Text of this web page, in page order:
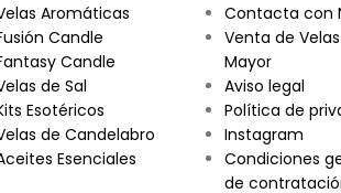
Aromáticas
Candle
Candle
de Sal
Esotéricos
de Candelabro
Esenciales
Contacta con
Venta de
Mayor
Aviso legal
Política de
Instagram
Condiciones
de